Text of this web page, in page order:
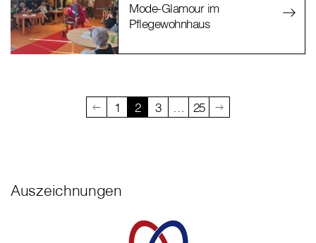
Mode-Glamour im
Pflegewohnhaus
1 2 3 … 25
Auszeichnungen